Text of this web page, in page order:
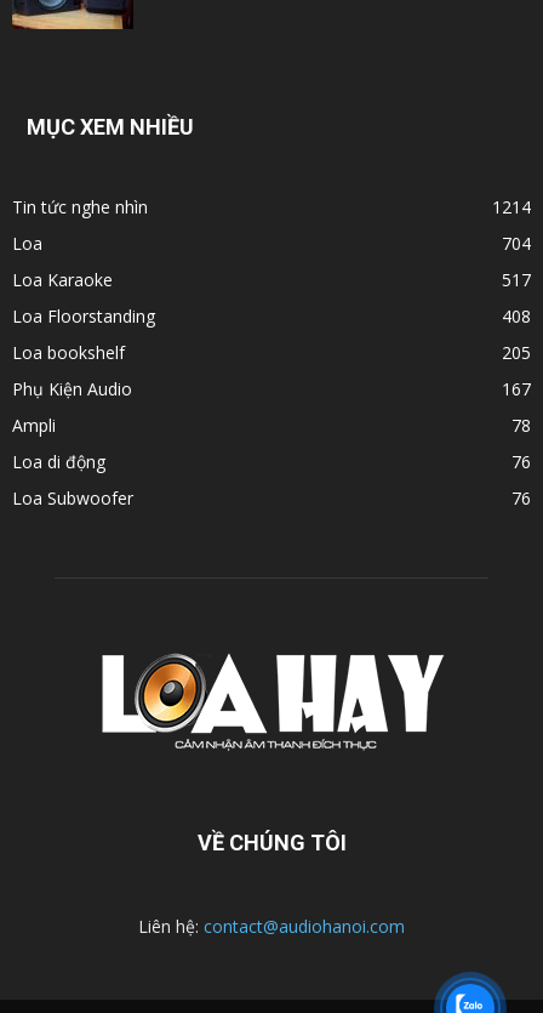
MỤC XEM NHIỀU
Tin tức nghe nhìn
1214
Loa
704
Loa Karaoke
517
Loa Floorstanding
408
Loa bookshelf
205
Phụ Kiện Audio
167
Ampli
78
Loa di động
76
Loa Subwoofer
76
VỀ CHÚNG TÔI
Liên hệ: contact@audiohanoi.com